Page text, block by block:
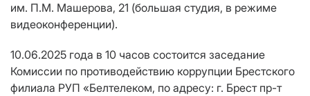
им. П.М. Машерова, 21 (большая студия, в режиме
видеоконференции).
10.06.2025 года в 10 часов состоится заседание
Комиссии по противодействию коррупции Брестского
филиала РУП «Белтелеком, по адресу: г. Брест пр-т